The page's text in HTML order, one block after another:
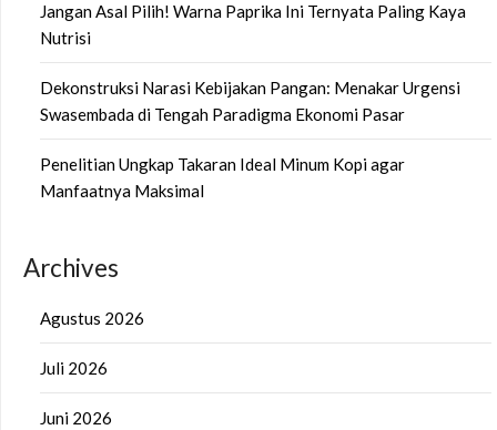
Jangan Asal Pilih! Warna Paprika Ini Ternyata Paling Kaya
Nutrisi
Dekonstruksi Narasi Kebijakan Pangan: Menakar Urgensi
Swasembada di Tengah Paradigma Ekonomi Pasar
Penelitian Ungkap Takaran Ideal Minum Kopi agar
Manfaatnya Maksimal
Archives
Agustus 2026
Juli 2026
Juni 2026